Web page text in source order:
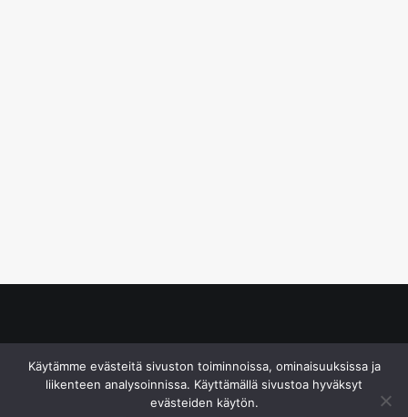
Käytämme evästeitä sivuston toiminnoissa, ominaisuuksissa ja
liikenteen analysoinnissa. Käyttämällä sivustoa hyväksyt
evästeiden käytön.